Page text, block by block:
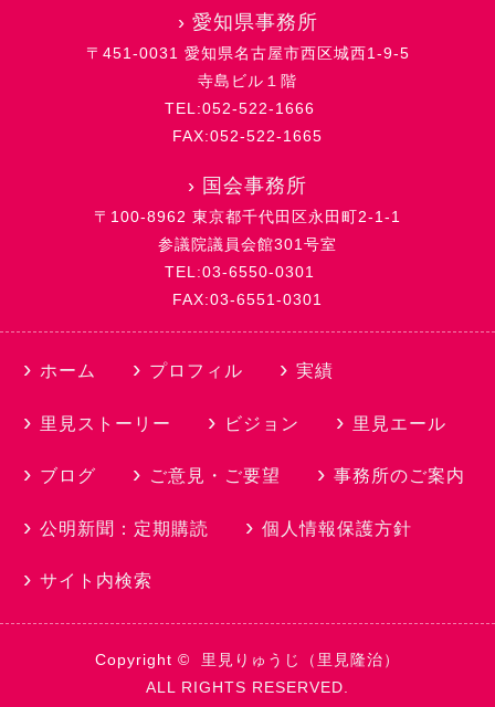
› 愛知県事務所
〒451-0031 愛知県名古屋市西区城西1-9-5
寺島ビル１階
TEL:052-522-1666
FAX:052-522-1665
› 国会事務所
〒100-8962 東京都千代田区永田町2-1-1
参議院議員会館301号室
TEL:03-6550-0301
FAX:03-6551-0301
ホーム プロフィル 実績
里見ストーリー ビジョン 里見エール
ブログ ご意見・ご要望 事務所のご案内
公明新聞：定期購読 個人情報保護方針
サイト内検索
Copyright © 里見りゅうじ（里見隆治）
ALL RIGHTS RESERVED.